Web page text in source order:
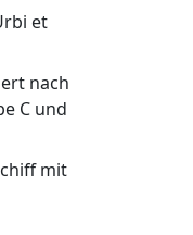
et
nach
C und
mit